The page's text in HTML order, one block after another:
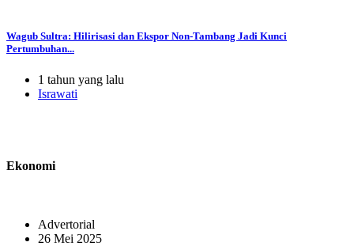
Wagub Sultra: Hilirisasi dan Ekspor Non-Tambang Jadi Kunci
Pertumbuhan...
1 tahun yang lalu
Israwati
Ekonomi
Advertorial
26 Mei 2025